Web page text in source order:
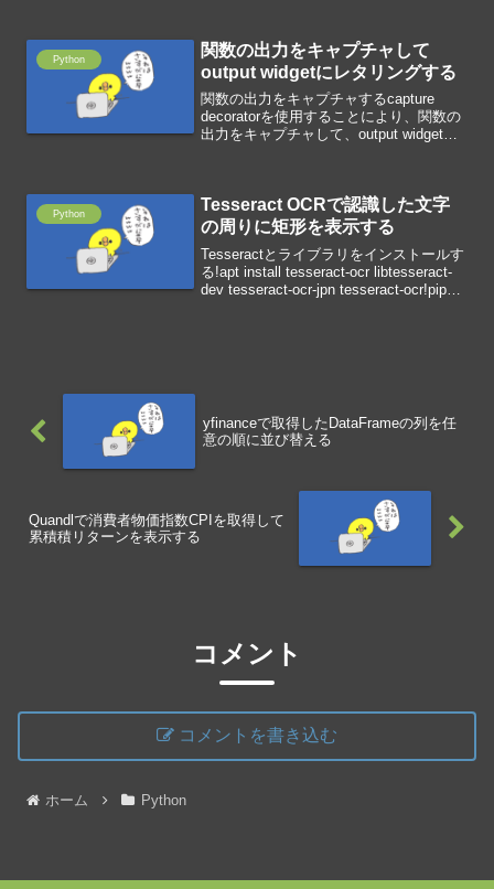
Python
関数の出力をキャプチャして
output widgetにレタリングする
関数の出力をキャプチャするcapture
decoratorを使用することにより、関数の
出力をキャプチャして、output widgetに
Python
Tesseract OCRで認識した文字
の周りに矩形を表示する
Tesseractとライブラリをインストールす
る!apt install tesseract-ocr libtesseract-
dev tesseract-ocr-jpn tesseract-ocr!pip
yfinanceで取得したDataFrameの列を任
意の順に並び替える
Quandlで消費者物価指数CPIを取得して
累積積リターンを表示する
コメント
コメントを書き込む
ホーム Python